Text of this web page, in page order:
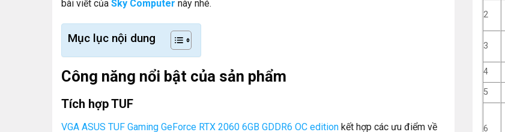
bài viết của Sky Computer này nhé.
Mục lục nội dung
Công năng nổi bật của sản phẩm
Tích hợp TUF
VGA ASUS TUF Gaming GeForce RTX 2060 6GB GDDR6 OC edition kết hợp các ưu điểm về
2
3
4
5
6